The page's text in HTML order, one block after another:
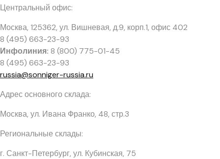
Центральный офис:
Москва, 125362, ул. Вишневая, д.9, корп.1, офис 402
8 (495) 663-23-93
Инфолиния: 8 (800) 775-01-45
8 (495) 663-23-93
russia@sonniger-russia.ru
Адрес основного склада:
Москва, ул. Ивана Франко, 48, стр.3
Региональные склады:
г. Санкт-Петербург, ул. Кубинская, 75